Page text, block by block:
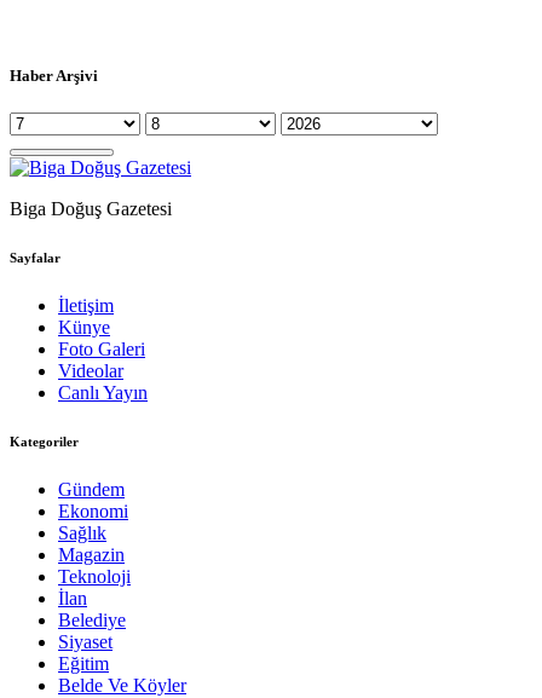
Haber Arşivi
Biga Doğuş Gazetesi
Sayfalar
İletişim
Künye
Foto Galeri
Videolar
Canlı Yayın
Kategoriler
Gündem
Ekonomi
Sağlık
Magazin
Teknoloji
İlan
Belediye
Siyaset
Eğitim
Belde Ve Köyler